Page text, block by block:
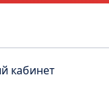
кабинет